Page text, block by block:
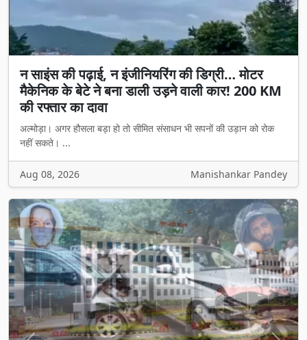
न साइंस की पढ़ाई, न इंजीनियरिंग की डिग्री… मोटर
मैकेनिक के बेटे ने बना डाली उड़ने वाली कार! 200 KM
की रफ्तार का दावा
अल्मोड़ा। अगर हौसला बड़ा हो तो सीमित संसाधन भी सपनों की उड़ान को रोक
नहीं सकते। ...
Aug 08, 2026 Manishankar Pandey